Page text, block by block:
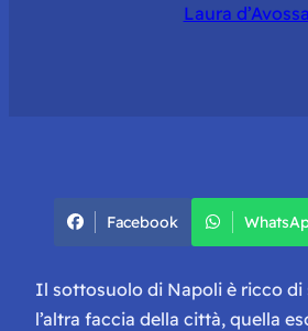
Laura d’Avossa
Facebook
Il sottosuolo di Napoli è ricco di
l’altra faccia della città, quella